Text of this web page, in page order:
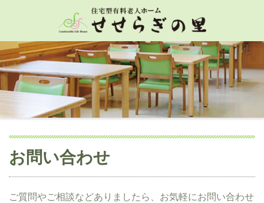
お問い合わせ
ご質問やご相談などありましたら、お気軽にお問い合わせ